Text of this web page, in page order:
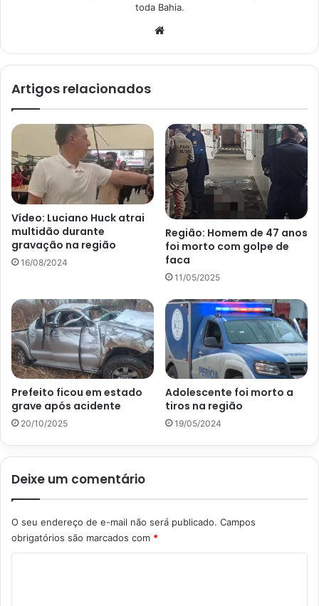
toda Bahia.
Artigos relacionados
Vídeo: Luciano Huck atrai
multidão durante
gravação na região
16/08/2024
Região: Homem de 47 anos
foi morto com golpe de
faca
11/05/2025
Prefeito ficou em estado
grave após acidente
20/10/2025
Adolescente foi morto a
tiros na região
19/05/2024
Deixe um comentário
O seu endereço de e-mail não será publicado. Campos
obrigatórios são marcados com *